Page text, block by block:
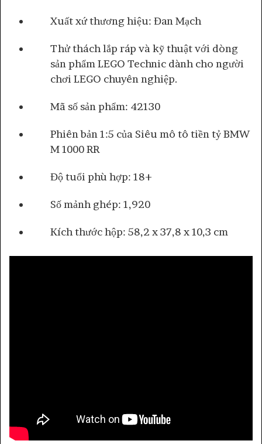
Xuất xứ thương hiệu: Đan Mạch
Thử thách lắp ráp và kỹ thuật với dòng
sản phẩm LEGO Technic dành cho người
chơi LEGO chuyên nghiệp.
Mã số sản phẩm: 42130
Phiên bản 1:5 của Siêu mô tô tiền tỷ BMW
M 1000 RR
Độ tuổi phù hợp: 18+
Số mảnh ghép: 1,920
Kích thước hộp: 58,2 x 37,8 x 10,3 cm